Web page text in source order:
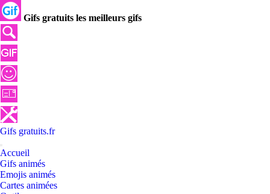
Gifs gratuits les meilleurs gifs
Gifs gratuits.fr
Accueil
Gifs animés
Emojis animés
Cartes animées